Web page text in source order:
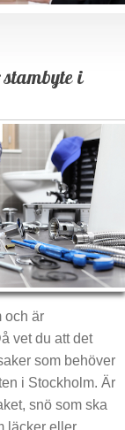
stambyte i
och är
vet du att det
som behöver
i Stockholm. Är
snö som ska
läcker eller